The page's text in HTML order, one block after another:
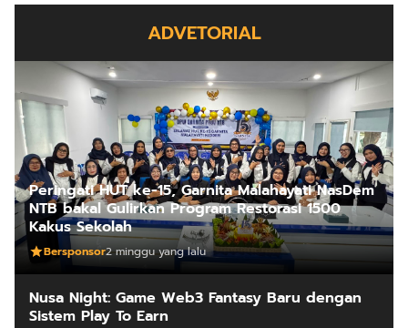
ADVETORIAL
Peringati HUT ke-15, Garnita Malahayati NasDem
NTB bakal Gulirkan Program Restorasi 1500
Kakus Sekolah
Bersponsor2 minggu yang lalu
Nusa Night: Game Web3 Fantasy Baru dengan
Sistem Play To Earn